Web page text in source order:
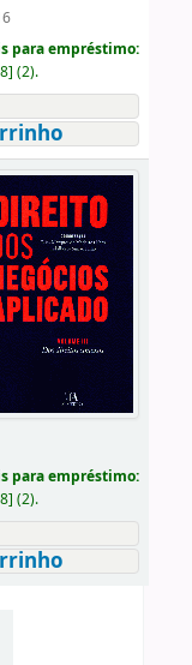
para empréstimo:
] (2).
para empréstimo:
] (2).